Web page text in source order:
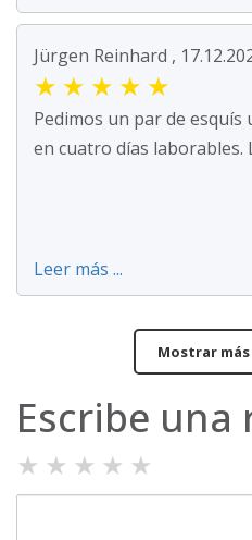
Jürgen Reinhard ,
★ ★ ★ ★ ★
Pedimos un par de esquís
en cuatro días laborables.
Leer más ...
Mostrar
Escribe una
★ ★ ★ ★ ★